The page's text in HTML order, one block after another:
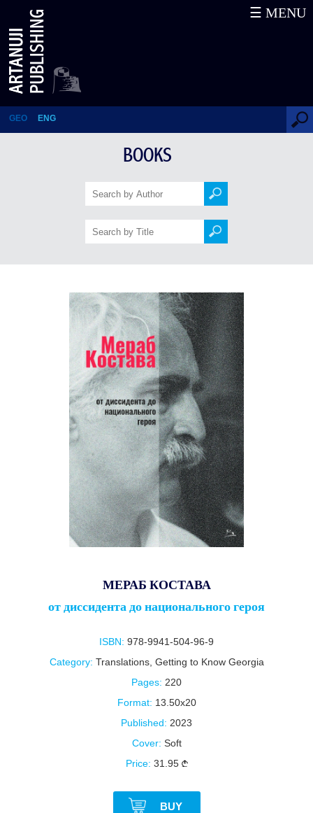
Мераб Костава
GEO ENG
☰ MENU
BOOKS
МЕРАБ КОСТАВА
от диссидента до национального героя
ISBN: 978-9941-504-96-9
Category: Translations, Getting to Know Georgia
Pages: 220
Format: 13.50x20
Published: 2023
Cover: Soft
Price: 31.95
BUY